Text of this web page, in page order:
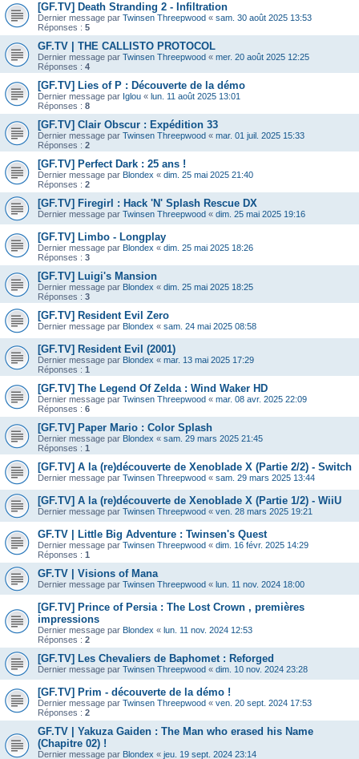
[GF.TV] Death Stranding 2 - Infiltration
Dernier message par Twinsen Threepwood « sam. 30 août 2025 13:53
Réponses : 5
GF.TV | THE CALLISTO PROTOCOL
Dernier message par Twinsen Threepwood « mer. 20 août 2025 12:25
Réponses : 4
[GF.TV] Lies of P : Découverte de la démo
Dernier message par Iglou « lun. 11 août 2025 13:01
Réponses : 8
[GF.TV] Clair Obscur : Expédition 33
Dernier message par Twinsen Threepwood « mar. 01 juil. 2025 15:33
Réponses : 2
[GF.TV] Perfect Dark : 25 ans !
Dernier message par Blondex « dim. 25 mai 2025 21:40
Réponses : 2
[GF.TV] Firegirl : Hack 'N' Splash Rescue DX
Dernier message par Twinsen Threepwood « dim. 25 mai 2025 19:16
[GF.TV] Limbo - Longplay
Dernier message par Blondex « dim. 25 mai 2025 18:26
Réponses : 3
[GF.TV] Luigi's Mansion
Dernier message par Blondex « dim. 25 mai 2025 18:25
Réponses : 3
[GF.TV] Resident Evil Zero
Dernier message par Blondex « sam. 24 mai 2025 08:58
[GF.TV] Resident Evil (2001)
Dernier message par Blondex « mar. 13 mai 2025 17:29
Réponses : 1
[GF.TV] The Legend Of Zelda : Wind Waker HD
Dernier message par Twinsen Threepwood « mar. 08 avr. 2025 22:09
Réponses : 6
[GF.TV] Paper Mario : Color Splash
Dernier message par Blondex « sam. 29 mars 2025 21:45
Réponses : 1
[GF.TV] A la (re)découverte de Xenoblade X (Partie 2/2) - Switch
Dernier message par Twinsen Threepwood « sam. 29 mars 2025 13:44
[GF.TV] A la (re)découverte de Xenoblade X (Partie 1/2) - WiiU
Dernier message par Twinsen Threepwood « ven. 28 mars 2025 19:21
GF.TV | Little Big Adventure : Twinsen's Quest
Dernier message par Twinsen Threepwood « dim. 16 févr. 2025 14:29
Réponses : 1
GF.TV | Visions of Mana
Dernier message par Twinsen Threepwood « lun. 11 nov. 2024 18:00
[GF.TV] Prince of Persia : The Lost Crown , premières
impressions
Dernier message par Blondex « lun. 11 nov. 2024 12:53
Réponses : 2
[GF.TV] Les Chevaliers de Baphomet : Reforged
Dernier message par Twinsen Threepwood « dim. 10 nov. 2024 23:28
[GF.TV] Prim - découverte de la démo !
Dernier message par Twinsen Threepwood « ven. 20 sept. 2024 17:53
Réponses : 2
GF.TV | Yakuza Gaiden : The Man who erased his Name
(Chapitre 02) !
Dernier message par Blondex « jeu. 19 sept. 2024 23:14